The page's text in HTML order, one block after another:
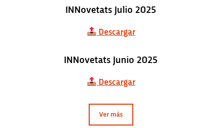
INNovetats Julio 2025
Descargar
INNovetats Junio 2025
Descargar
Ver más